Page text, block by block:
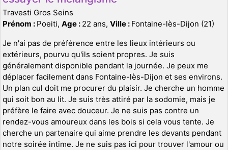
Travesti Gros Seins
Prénom : Poeiti, Age : 22 ans, Ville : Fontaine-lès-Dijon (21)
Je n'ai pas de préférence entre les lieux intérieurs ou
extérieurs, pourvu qu'ils soient propres. Je suis
généralement disponible pendant la journée. Je peux me
déplacer facilement dans Fontaine-lès-Dijon et ses environs.
Un plan cul doit me procurer du plaisir. Je cherche un homme
qui soit bon au lit. Je suis très attiré par la sodomie, mais je
préfère le faire avec douceur. Je ne suis pas contre un
rendez-vous amoureux dans les bois si cela vous tente. Je
cherche un partenaire qui aime prendre les devants pendant
notre soirée intime. Je ne suis pas ici pour trouver l'amour ou